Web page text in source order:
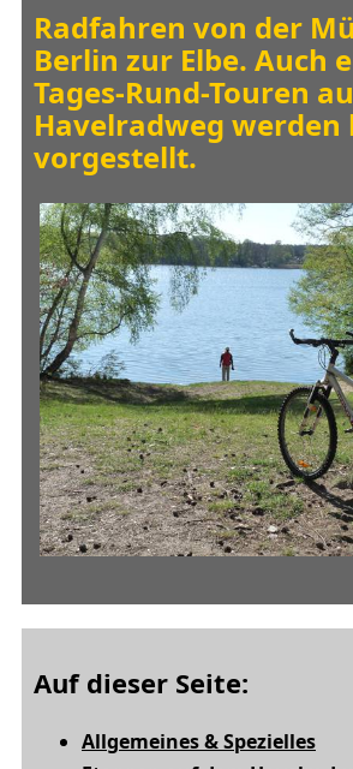
Radfahren von der
Berlin zur Elbe. Auch
Tages-Rund-Touren
Havelradweg werden
vorgestellt.
Auf dieser Seite:
Allgemeines & Spezielles